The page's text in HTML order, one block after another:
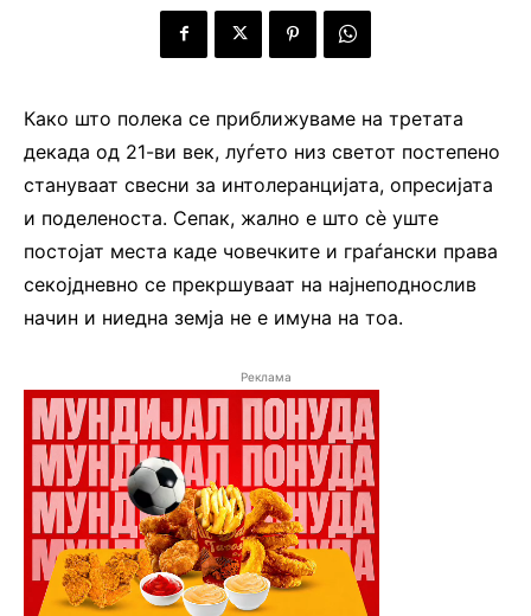
Како што полека се приближуваме на третата
декада од 21-ви век, луѓето низ светот постепено
стануваат свесни за интолеранцијата, опресијата
и поделеноста. Сепак, жално е што сѐ уште
постојат места каде човечките и граѓански права
секојдневно се прекршуваат на најнеподнослив
начин и ниедна земја не е имуна на тоа.
Реклама